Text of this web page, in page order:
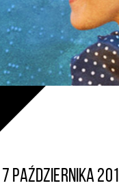
października